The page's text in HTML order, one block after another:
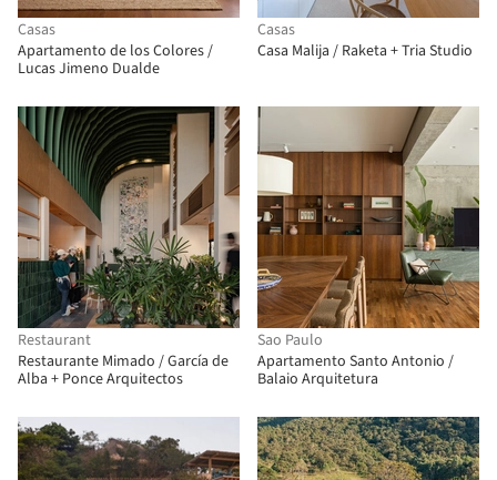
Casas
Apartamento de los Colores /
Lucas Jimeno Dualde
Casas
Casa Malija / Raketa + Tria Studio
Restaurant
Restaurante Mimado / García de
Alba + Ponce Arquitectos
Sao Paulo
Apartamento Santo Antonio /
Balaio Arquitetura